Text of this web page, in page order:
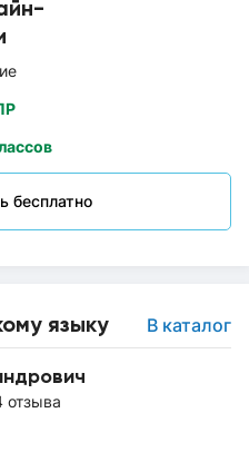
бесплатно
языку В каталог
отзыва